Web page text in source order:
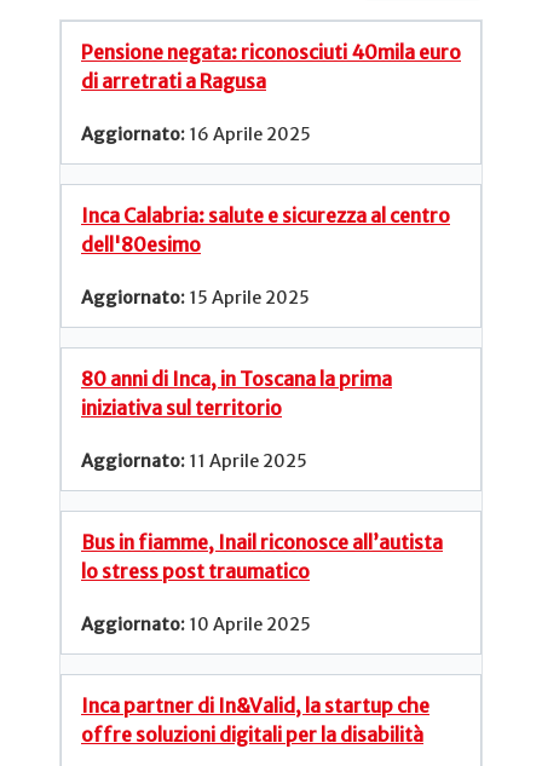
Pensione negata: riconosciuti 40mila euro
di arretrati a Ragusa
16 Aprile 2025
Inca Calabria: salute e sicurezza al centro
dell'80esimo
15 Aprile 2025
80 anni di Inca, in Toscana la prima
iniziativa sul territorio
11 Aprile 2025
Bus in fiamme, Inail riconosce all’autista
lo stress post traumatico
10 Aprile 2025
Inca partner di In&Valid, la startup che
offre soluzioni digitali per la disabilità